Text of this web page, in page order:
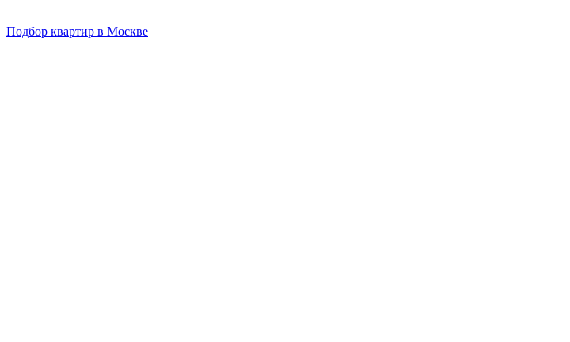
Подбор квартир в Москве